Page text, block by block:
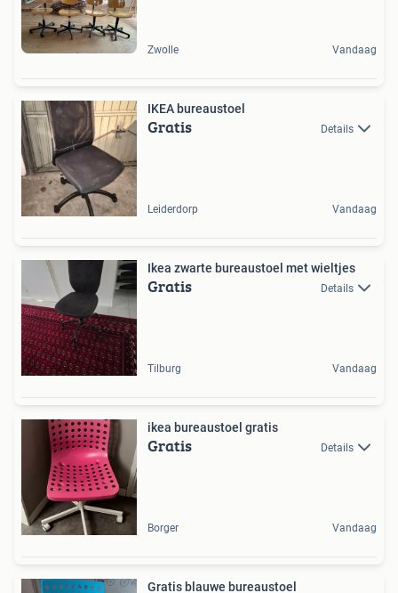
Zwolle Vandaag
IKEA bureaustoel
Gratis Details
Leiderdorp Vandaag
Ikea zwarte bureaustoel met wieltjes
Gratis Details
Tilburg Vandaag
ikea bureaustoel gratis
Gratis Details
Borger Vandaag
Gratis blauwe bureaustoel